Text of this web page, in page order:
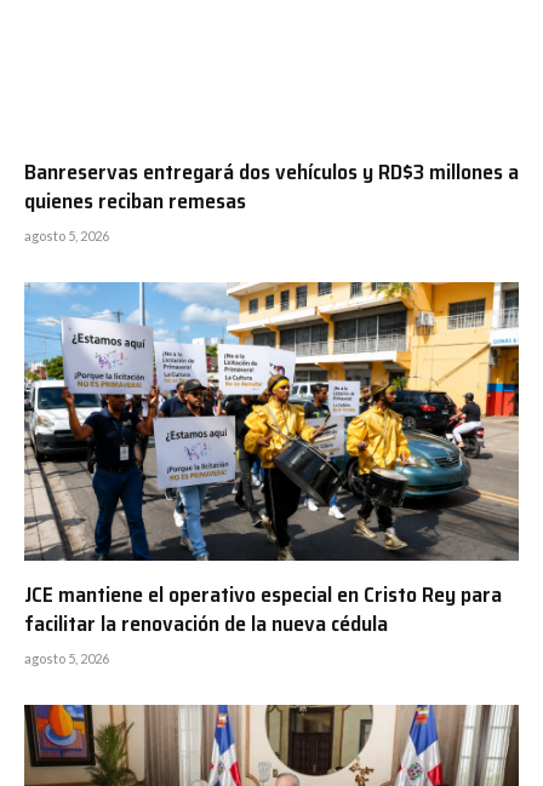
Banreservas entregará dos vehículos y RD$3 millones a
quienes reciban remesas
agosto 5, 2026
JCE mantiene el operativo especial en Cristo Rey para
facilitar la renovación de la nueva cédula
agosto 5, 2026